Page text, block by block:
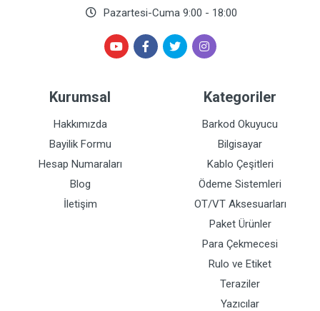
Pazartesi-Cuma 9:00 - 18:00
Kurumsal
Hakkımızda
Bayilik Formu
Hesap Numaraları
Blog
İletişim
Kategoriler
Barkod Okuyucu
Bilgisayar
Kablo Çeşitleri
Ödeme Sistemleri
OT/VT Aksesuarları
Paket Ürünler
Para Çekmecesi
Rulo ve Etiket
Teraziler
Yazıcılar